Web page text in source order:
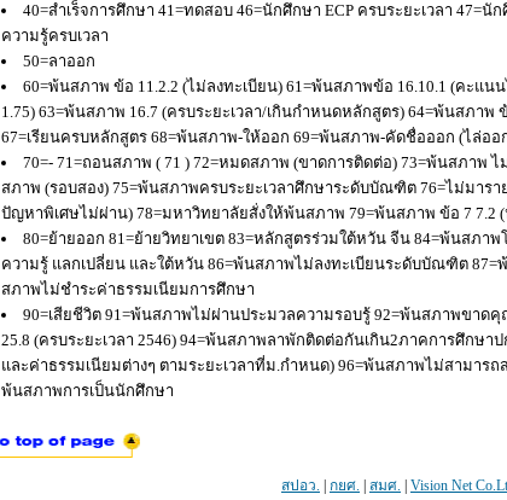
40=สำเร็จการศึกษา 41=ทดสอบ 46=นักศึกษา ECP ครบระยะเวลา 47=
ความรู้ครบเวลา
50=ลาออก
60=พ้นสภาพ ข้อ 11.2.2 (ไม่ลงทะเบียน) 61=พ้นสภาพข้อ 16.10.1 (คะแน
1.75) 63=พ้นสภาพ 16.7 (ครบระยะเวลา/เกินกำหนดหลักสูตร) 64=พ้นสภาพ
67=เรียนครบหลักสูตร 68=พ้นสภาพ-ให้ออก 69=พ้นสภาพ-คัดชื่อออก (ไล่ออ
70=- 71=ถอนสภาพ ( 71 ) 72=หมดสภาพ (ขาดการติดต่อ) 73=พ้นสภาพ
สภาพ (รอบสอง) 75=พ้นสภาพครบระยะเวลาศึกษาระดับบัณฑิต 76=ไม่มา
ปัญหาพิเศษไม่ผ่าน) 78=มหาวิทยาลัยสั่งให้พ้นสภาพ 79=พ้นสภาพ ข้อ 7
80=ย้ายออก 81=ย้ายวิทยาเขต 83=หลักสูตรร่วมใต้หวัน จีน 84=พ้นสภ
ความรู้ แลกเปลี่ยน และใต้หวัน 86=พ้นสภาพไม่ลงทะเบียนระดับบัณฑิต
สภาพไม่ชำระค่าธรรมเนียมการศึกษา
90=เสียชีวิต 91=พ้นสภาพไม่ผ่านประมวลความรอบรู้ 92=พ้นสภาพขาด
25.8 (ครบระยะเวลา 2546) 94=พ้นสภาพลาพักติดต่อกันเกิน2ภาคการศึกษ
และค่าธรรมเนียมต่างๆ ตามระยะเวลาที่ม.กำหนด) 96=พ้นสภาพไม่สามาร
พ้นสภาพการเป็นนักศึกษา
สปอว. กยศ. สมศ. Vision Net